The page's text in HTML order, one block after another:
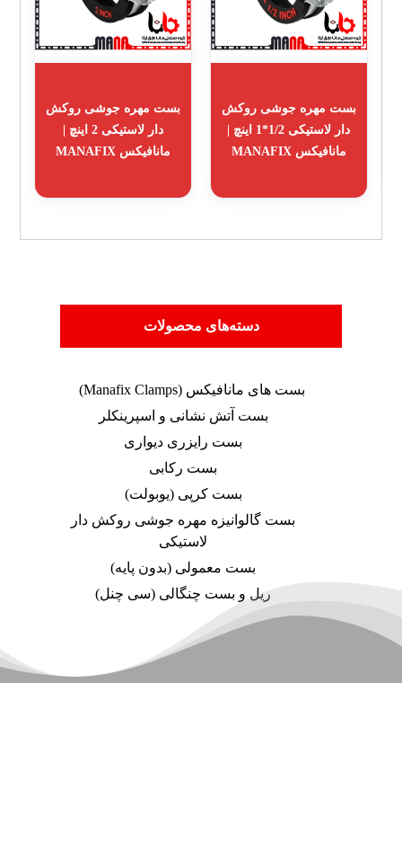
بست مهره جوشی روکش
دار لاستیکی 1/2*1 اینچ |
مانافیکس MANAFIX
بست مهره جوشی روکش
دار لاستیکی 2 اینچ |
مانافیکس MANAFIX
دسته‌های محصولات
بست های مانافیکس (Manafix Clamps)
بست آتش نشانی و اسپرینکلر
بست رایزری دیواری
بست رکابی
بست کرپی (یوبولت)
بست گالوانیزه مهره جوشی روکش دار
لاستیکی
بست معمولی (بدون پایه)
ریل و بست چنگالی (سی چنل)